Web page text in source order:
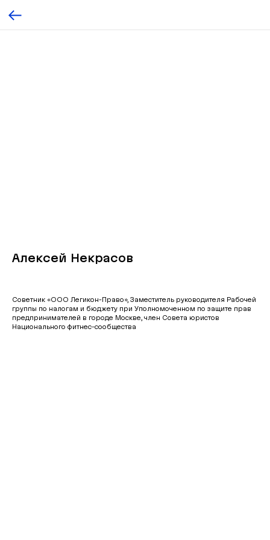
Алексей Некрасов
Советник «ООО Легикон-Право», Заместитель руководителя Рабочей
группы по налогам и бюджету при Уполномоченном по защите прав
предпринимателей в городе Москве, член Совета юристов
Национального фитнес-сообщества